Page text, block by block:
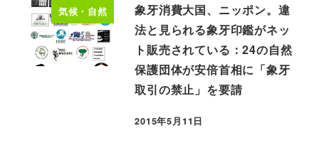
気候・自然
象牙消費大国、ニッポン。違
法と見られる象牙印鑑がネッ
ト販売されている：24の自然
保護団体が安倍首相に「象牙
取引の禁止」を要請
2015年5月11日